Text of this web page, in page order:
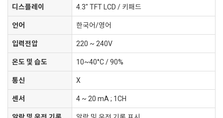
디스플레이 4.3" TFT LCD / 키패드
언어 한국어/영어
입력전압 220 ~ 240V
온도 및 습도 10~40°C / 90%
통신 X
센서 4 ~ 20 mA ; 1CH